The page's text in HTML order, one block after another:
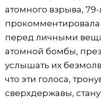
атомного взрыва,
прокомментировала
перед личными
атомной бомбы,
услышать их
что эти голоса,
сверхдержавы,